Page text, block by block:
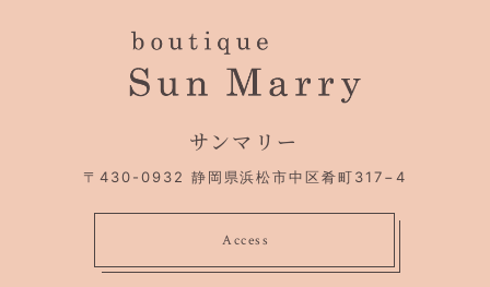
サンマリー
〒430-0932 静岡県浜松市中区肴町317−4
Access